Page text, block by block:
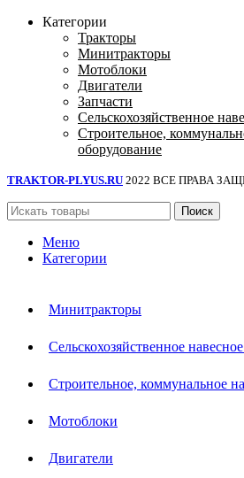
Категории
Тракторы
Минитракторы
Мотоблоки
Двигатели
Запчасти
Сельскохозяйственное
Строительное,
оборудование
TRAKTOR-PLYUS.RU 2022 ВСЕ ПРАВА
Поиск
Меню
Категории
Минитракторы
Сельскохозяйственное
Строительное, коммунальное
Мотоблоки
Двигатели